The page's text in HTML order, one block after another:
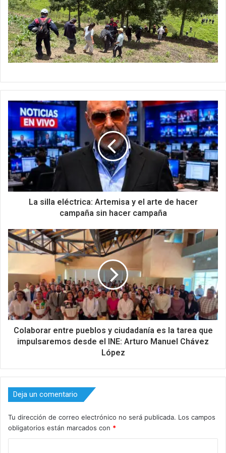
La silla eléctrica: Artemisa y el arte de hacer
campaña sin hacer campaña
Colaborar entre pueblos y ciudadanía es la tarea que
impulsaremos desde el INE: Arturo Manuel Chávez
López
Deja un comentario
Tu dirección de correo electrónico no será publicada. Los campos
obligatorios están marcados con *